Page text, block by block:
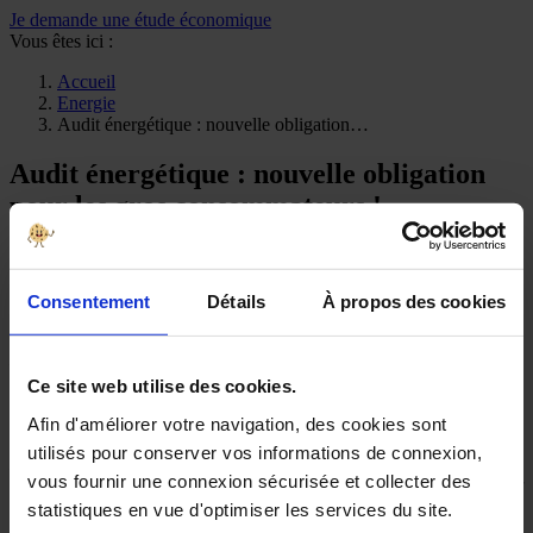
Consentement Détails À propos des cookies
Ce site web utilise des cookies.
Afin d'améliorer votre navigation, des cookies sont
utilisés pour conserver vos informations de connexion,
vous fournir une connexion sécurisée et collecter des
statistiques en vue d'optimiser les services du site.
Je demande une étude économique
Vous êtes ici :
Accueil
Energie
Audit énergétique : nouvelle obligation…
Audit énergétique : nouvelle obligation
pour les gros consommateurs !
croissance verte” fixe des objectifs de réduction de notre
(par rapport à 2012).
Dans ce cadre, une nouvelle ( ! ) obligation impose aux plus gros
consommateurs de réaliser des audits énergétiques afin d’identifier
et d’exploiter les gisements d’économies d’énergie.